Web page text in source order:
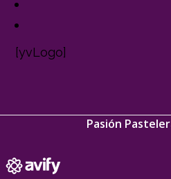
[yvLogo]
Pasión